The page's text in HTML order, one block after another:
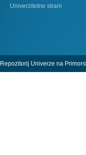
Univerzitetne strani
Repozitorij Univerze na